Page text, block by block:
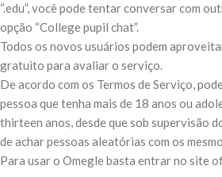
“.edu”, você pode tentar conversar com
opção “College pupil chat”.
Todos os novos usuários podem
gratuito para avaliar o serviço.
De acordo com os Termos de Serviço,
pessoa que tenha mais de 18 anos ou
thirteen anos, desde que sob supervisão
de achar pessoas aleatórias com os
Para usar o Omegle basta entrar no site